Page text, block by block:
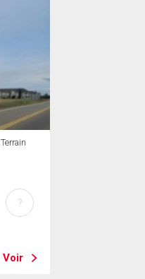
Terrain
Voir
?